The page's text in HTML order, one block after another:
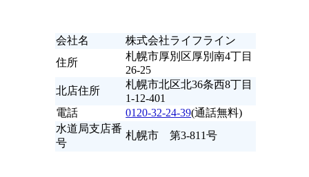
会社名
株式会社ライフライン
住所
札幌市厚別区厚別南4丁目
26-25
北店住所
札幌市北区北36条西8丁目
1-12-401
電話
0120-32-24-39(通話無料)
水道局支店番
号
札幌市 第3-811号